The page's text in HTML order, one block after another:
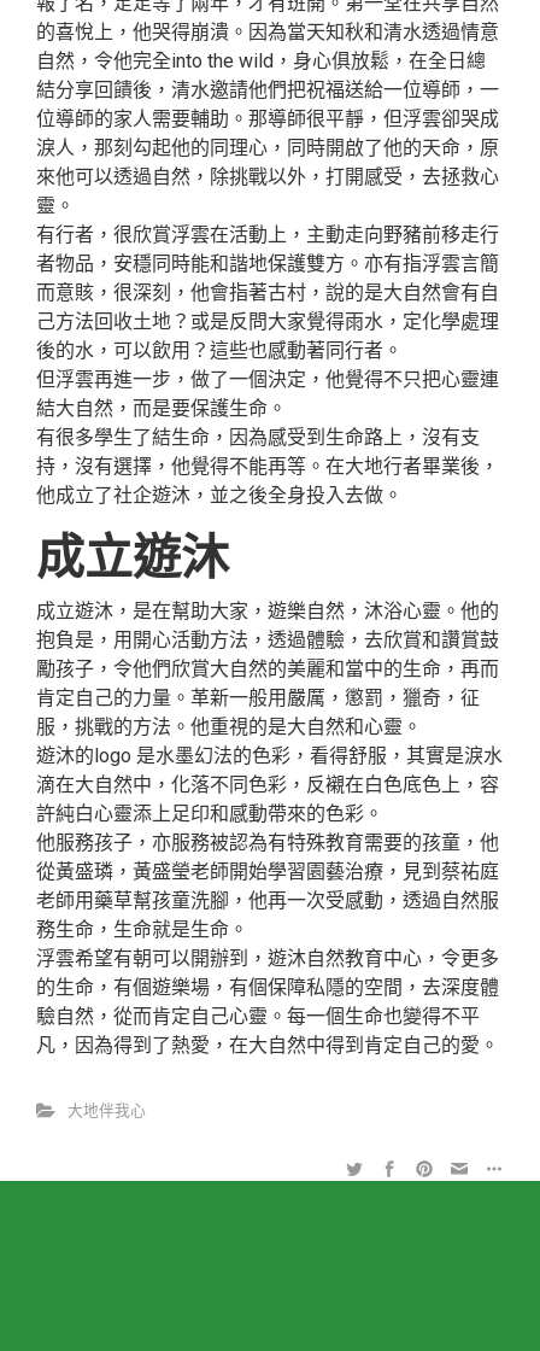
的喜悅上，他哭得崩潰。因為當天知秋和清水透過情意
自然，令他完全into the wild，身心俱放鬆，在全日總
結分享回饋後，清水邀請他們把祝福送給一位導師，一
位導師的家人需要輔助。那導師很平靜，但浮雲卻哭成
淚人，那刻勾起他的同理心，同時開啟了他的天命，原
來他可以透過自然，除挑戰以外，打開感受，去拯救心
靈。
有行者，很欣賞浮雲在活動上，主動走向野豬前移走行
者物品，安穩同時能和諧地保護雙方。亦有指浮雲言簡
而意賅，很深刻，他會指著古村，說的是大自然會有自
己方法回收土地？或是反問大家覺得雨水，定化學處理
後的水，可以飲用？這些也感動著同行者。
但浮雲再進一步，做了一個決定，他覺得不只把心靈連
結大自然，而是要保護生命。
有很多學生了結生命，因為感受到生命路上，沒有支
持，沒有選擇，他覺得不能再等。在大地行者畢業後，
他成立了社企遊沐，並之後全身投入去做。
成立遊沐
成立遊沐，是在幫助大家，遊樂自然，沐浴心靈。他的
抱負是，用開心活動方法，透過體驗，去欣賞和讚賞鼓
勵孩子，令他們欣賞大自然的美麗和當中的生命，再而
肯定自己的力量。革新一般用嚴厲，懲罰，獵奇，征
服，挑戰的方法。他重視的是大自然和心靈。
遊沐的logo 是水墨幻法的色彩，看得舒服，其實是淚水
滴在大自然中，化落不同色彩，反襯在白色底色上，容
許純白心靈添上足印和感動帶來的色彩。
他服務孩子，亦服務被認為有特殊教育需要的孩童，他
從黃盛璘，黃盛瑩老師開始學習園藝治療，見到蔡祐庭
老師用藥草幫孩童洗腳，他再一次受感動，透過自然服
務生命，生命就是生命。
浮雲希望有朝可以開辦到，遊沐自然教育中心，令更多
的生命，有個遊樂場，有個保障私隱的空間，去深度體
驗自然，從而肯定自己心靈。每一個生命也變得不平
凡，因為得到了熱愛，在大自然中得到肯定自己的愛。
大地伴我心
© Gaia Association (Charity) Limited 2017